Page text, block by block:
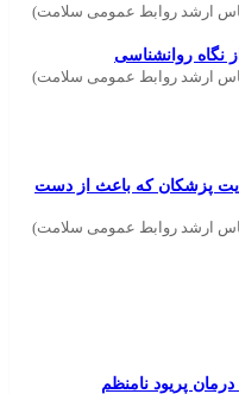
ارشد روابط عمومی سلامت)
نگاه روانشناسی
ارشد روابط عمومی سلامت)
پزشکان که باعث از دست
ارشد روابط عمومی سلامت)
درمان پریود نامنظم